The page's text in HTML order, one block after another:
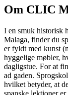
Om CLIC
I en smuk historisk
Malaga, finder du
er fyldt med kunst
hyggelige møbler,
dagligstue. For at
ad gaden.
hvilket betyder, at